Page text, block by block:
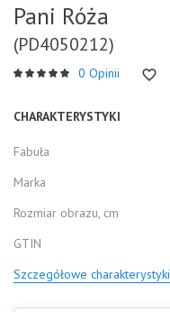
Pani Róża
(PD4050212)
0 Opinii
CHARAKTERYSTYKI
Fabuła
Marka
Rozmiar obrazu, cm
GTIN
Szczegółowe charakterystyki